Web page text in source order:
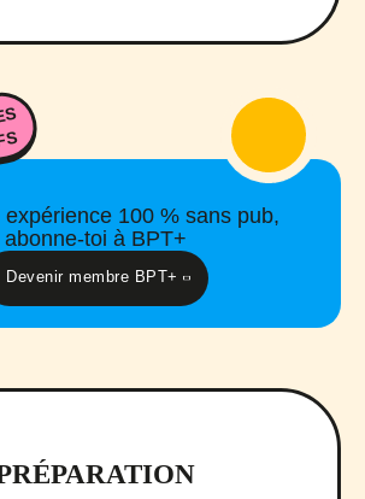
expérience 100 % sans pub,
abonne-toi à BPT+
Devenir membre BPT+